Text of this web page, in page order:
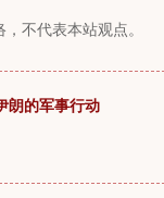
不代表本站观点。
朗的军事行动